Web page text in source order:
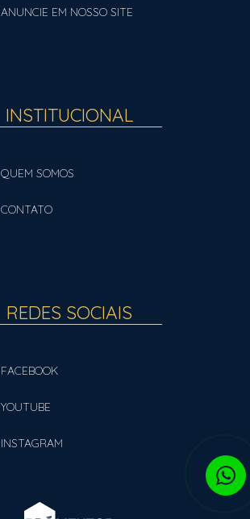
ANUNCIE EM NOSSO SITE
INSTITUCIONAL
QUEM SOMOS
CONTATO
REDES SOCIAIS
FACEBOOK
YOUTUBE
INSTAGRAM